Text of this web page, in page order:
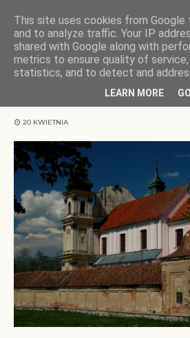
KOCHAMY WARMIĘ
Strona główna Warmia Miejsce ciszy
Miejsce ciszy
20 KWIETNIA
This site uses cookies from
and to analyze traffic. Your IP
shared with Google along with
metrics to ensure quality of
statistics, and to detect and
LEARN MORE